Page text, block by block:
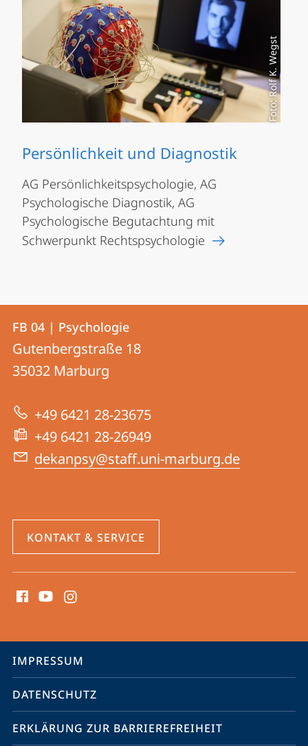
Foto: Rolf K. Wegst
Persönlichkeit und Diagnostik
AG Persönlichkeitspsychologie, AG
Psychologische Diagnostik, AG
Psychologische Begutachtung mit
Schwerpunkt Rechtspsychologie
Kontakt
und
Informationen
zur
Website
Kontaktinformationen
FB
04
Psychologie
FB 04 | Psychologie
Gutenbergstraße 18
35032 Marburg
+49 6421 28-23675
+49 6421 28-26949
dekanpsy@staff.uni-marburg.de
KONTAKT & SERVICE
Media
Service-
Navigation
IMPRESSUM
DATENSCHUTZ
ERKLÄRUNG ZUR BARRIEREFREIHEIT